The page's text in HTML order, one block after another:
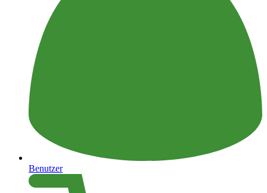
Benutzer